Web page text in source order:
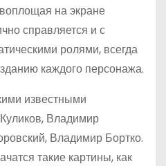
на экране
справляется и с
ролями, всегда
каждого персонажа.
известными
Владимир
Владимир Бортко.
такие картины, как